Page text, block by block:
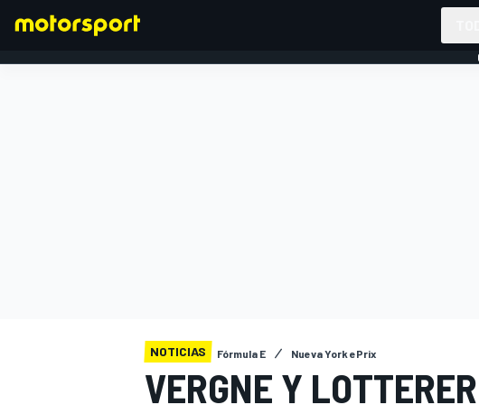
NOTICIAS Fórmula E Nueva York ePrix
VERGNE Y